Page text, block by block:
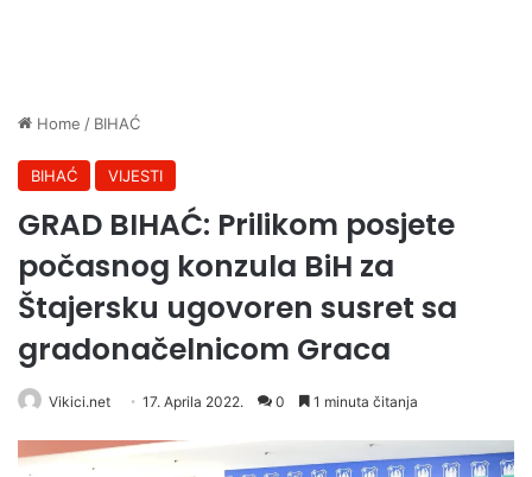
Home / BIHAĆ
BIHAĆ VIJESTI
GRAD BIHAĆ: Prilikom posjete
počasnog konzula BiH za
Štajersku ugovoren susret sa
gradonačelnicom Graca
Vikici.net 17. Aprila 2022. 0 1 minuta čitanja